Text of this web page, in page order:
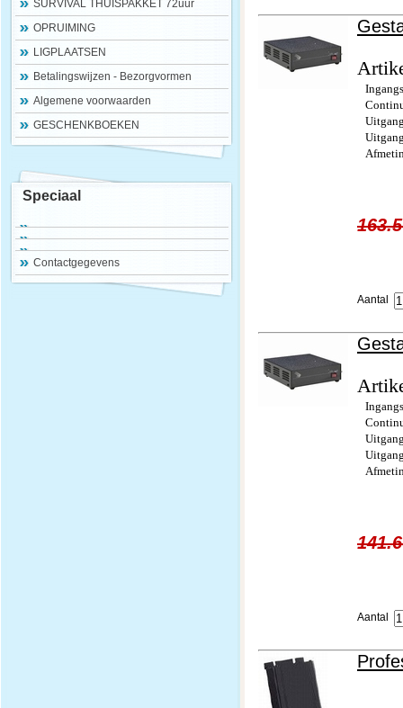
SURVIVAL THUISPAKKET 72uur
OPRUIMING
LIGPLAATSEN
Betalingswijzen - Bezorgvormen
Algemene voorwaarden
GESCHENKBOEKEN
Speciaal
Contactgegevens
Aantal
Aantal